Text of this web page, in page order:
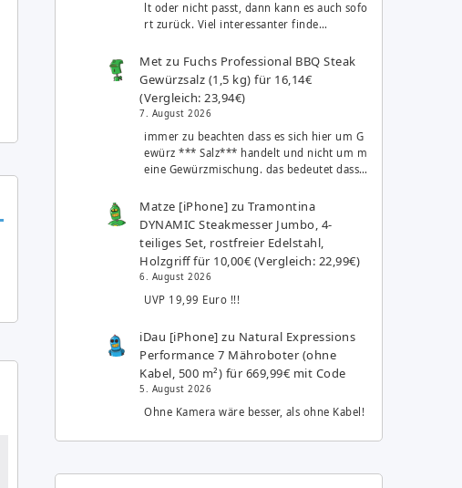
lt oder nicht passt, dann kann es auch sofo
rt zurück. Viel interessanter finde…
Met zu Fuchs Professional BBQ Steak
Gewürzsalz (1,5 kg) für 16,14€
(Vergleich: 23,94€)
7. August 2026
immer zu beachten dass es sich hier um G
ewürz *** Salz*** handelt und nicht um m
eine Gewürzmischung. das bedeutet dass…
Matze [iPhone] zuTramontina
DYNAMIC Steakmesser Jumbo, 4-
teiliges Set, rostfreier Edelstahl,
Holzgriff für 10,00€ (Vergleich: 22,99€)
6. August 2026
UVP 19,99 Euro !!!
iDau [iPhone] zu Natural Expressions
Performance 7 Mähroboter (ohne
Kabel, 500 m²) für 669,99€ mit Code
5. August 2026
Ohne Kamera wäre besser, als ohne Kabel!